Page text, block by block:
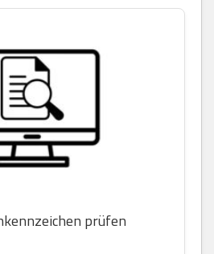
prüfen